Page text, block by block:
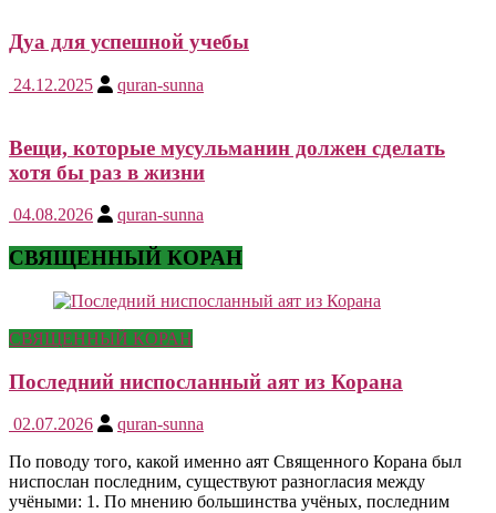
Дуа для успешной учебы
24.12.2025 quran-sunna
Вещи, которые мусульманин должен сделать
хотя бы раз в жизни
04.08.2026 quran-sunna
СВЯЩЕННЫЙ КОРАН
СВЯЩЕННЫЙ КОРАН
Последний ниспосланный аят из Корана
02.07.2026
quran-sunna
По поводу того, какой именно аят Священного Корана был
ниспослан последним, существуют разногласия между
учёными: 1. По мнению большинства учёных, последним